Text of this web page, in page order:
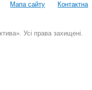
Мапа сайту
Контактна
Усі права захищені.